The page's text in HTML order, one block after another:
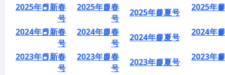
2025年📕新春
号
2025年📗春
号
2025年📘夏号 2025年
2024年📕新春
号
2024年📗春
号
2024年📘夏号 2024年
2023年📕新春
号
2023年📗春
号
2023年📘夏号 2023年